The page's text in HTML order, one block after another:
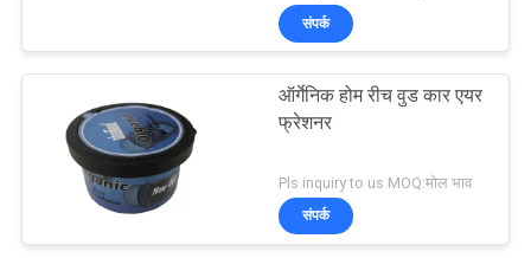
प्लास्टिक एयर फ्रेशनर
76
संपर्क
ऑर्गेनिक होम रीच वुड कार एयर
फ्रेशनर
Pls inquiry to us MOQ:मोल भाव
संपर्क